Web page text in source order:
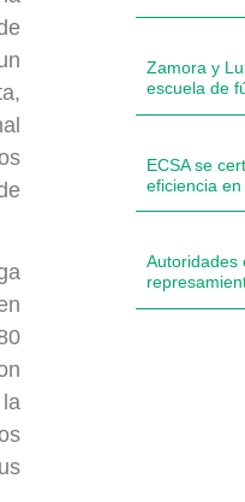
Zamora y
escuela de
ECSA se
eficiencia
Autoridades